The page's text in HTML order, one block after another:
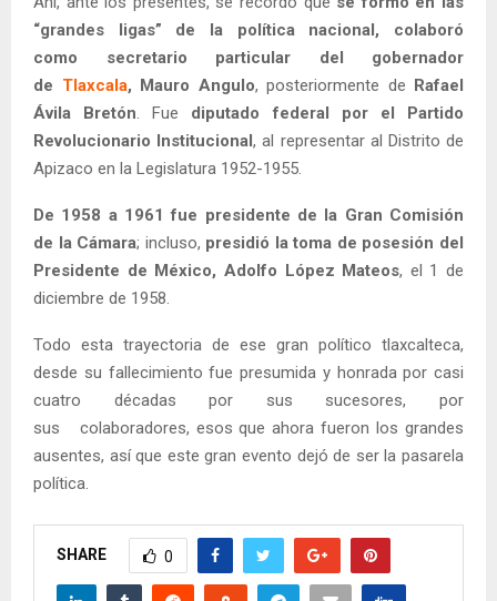
“grandes ligas” de la política nacional, colaboró
como
secretario particular del gobernador
de Tlaxcala, Mauro Angulo, posteriormente de Rafael
Ávila Bretón. Fue diputado federal por el Partido
Revolucionario Institucional, al representar al Distrito de
Apizaco en la Legislatura 1952-1955.
De 1958 a 1961 fue presidente de la Gran Comisión
de la Cámara; incluso, presidió la toma de posesión del
Presidente de México, Adolfo López Mateos, el 1 de
diciembre de 1958.
Todo esta trayectoria de ese gran político tlaxcalteca,
desde su fallecimiento fue presumida y honrada por casi
cuatro décadas por sus sucesores, por
sus colaboradores, esos que ahora fueron los grandes
ausentes, así que este gran evento dejó de ser la pasarela
política.
SHARE 0